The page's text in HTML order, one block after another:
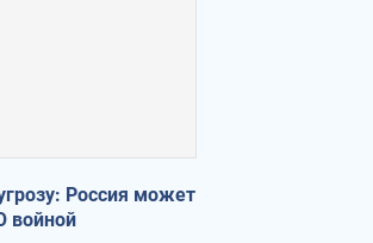
Россия может
войной